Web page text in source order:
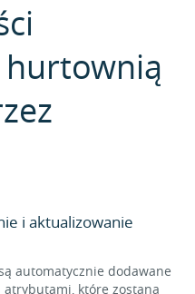
hurtownią
i aktualizowanie
automatycznie dodawane
które zostaną